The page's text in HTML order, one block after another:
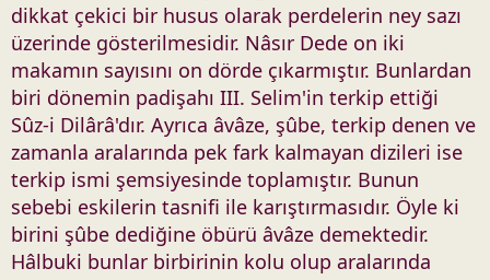
dikkat çekici bir husus olarak perdelerin ney sazı
üzerinde gösterilmesidir. Nâsır Dede on iki
makamın sayısını on dörde çıkarmıştır. Bunlardan
biri dönemin padişahı III. Selim'in terkip ettiği
Sûz-i Dilârâ'dır. Ayrıca âvâze, şûbe, terkip denen ve
zamanla aralarında pek fark kalmayan dizileri ise
terkip ismi şemsiyesinde toplamıştır. Bunun
sebebi eskilerin tasnifi ile karıştırmasıdır. Öyle ki
birini şûbe dediğine öbürü âvâze demektedir.
Hâlbuki bunlar birbirinin kolu olup aralarında